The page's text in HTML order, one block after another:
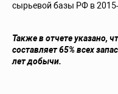
сырьевой базы РФ в
Также в отчете указано,
составляет 65% всех
лет добычи.